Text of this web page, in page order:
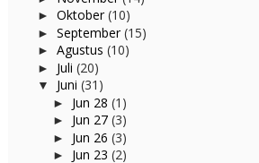
► Oktober(10)
► September(15)
► Agustus (10)
► Juli (20)
▼ Juni (31)
► Jun 28 (1)
► Jun 27 (3)
► Jun 26 (3)
► Jun 23 (2)